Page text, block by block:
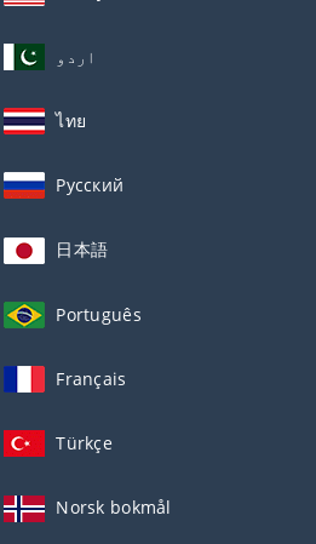
اردو
ไทย
Русский
日本語
Português
Français
Türkçe
Norsk bokmål